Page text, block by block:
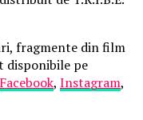
fragmente din film
disponibile pe
Facebook, Instagram,